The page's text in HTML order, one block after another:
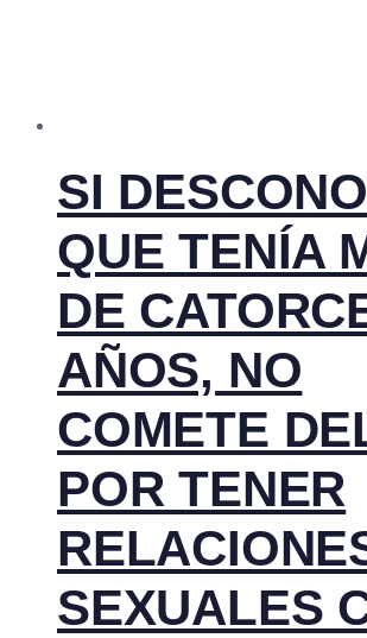
SI
QUE TENÍA
DE
AÑOS, NO
COMETE
POR TENER
SEXUALES